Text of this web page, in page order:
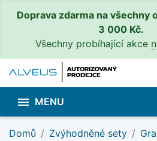
Doprava zdarma na všechny
3 000 Kč.
Všechny probíhající akce
 MENU
Domů Zvýhodněné sety